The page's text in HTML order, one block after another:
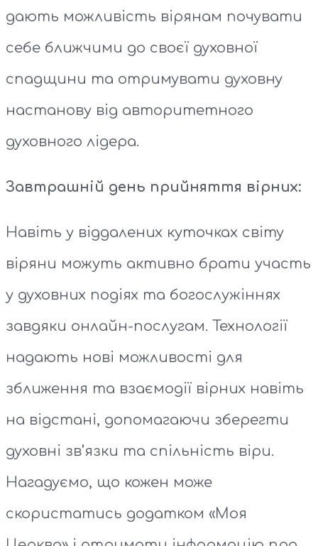
дають можливість вірянам почувати
себе ближчими до своєї духовної
спадщини та отримувати духовну
настанову від авторитетного
духовного лідера.
Завтрашній день прийняття вірних:
Навіть у віддалених куточках світу
віряни можуть активно брати участь
у духовних подіях та богослужіннях
завдяки онлайн-послугам. Технології
надають нові можливості для
зближення та взаємодії вірних навіть
на відстані, допомагаючи зберегти
духовні зв’язки та спільність віри.
Нагадуємо, що кожен може
скористатись додатком «Моя